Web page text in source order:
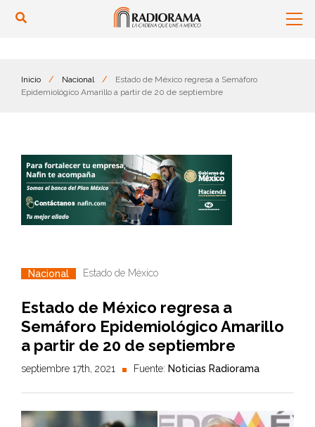
Inicio / Nacional /
Estado de México regresa a Semáforo
Epidemiológico Amarillo a partir de 20 de septiembre
Nacional Estado de México
Estado de México regresa a
Semáforo Epidemiológico Amarillo
a partir de 20 de septiembre
septiembre 17th, 2021 Fuente: Noticias Radiorama